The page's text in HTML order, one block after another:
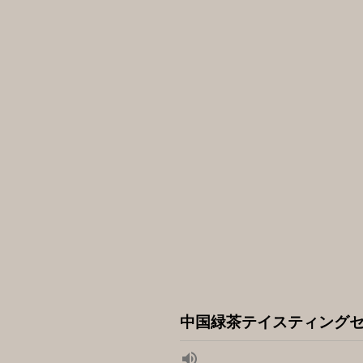
中国緑茶テイスティング